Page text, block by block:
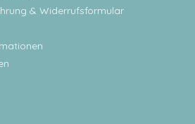
& Widerrufsformular